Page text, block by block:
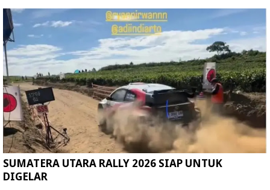
SUMATERA UTARA RALLY 2026 SIAP UNTUK
DIGELAR